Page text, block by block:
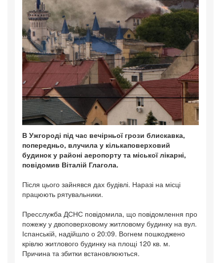
В Ужгороді під час вечірньої грози блискавка,
попередньо, влучила у кількаповерховий
будинок у районі аеропорту та міської лікарні,
повідомив Віталій Глагола.
Після цього зайнявся дах будівлі. Наразі на місці
працюють рятувальники.
Пресслужба ДСНС повідомила, що повідомлення про
пожежу у двоповерховому житловому будинку на вул.
Іспанській, надійшло о 20:09. Вогнем пошкоджено
крівлю житлового будинку на площі 120 кв. м.
Причина та збитки встановлюються.